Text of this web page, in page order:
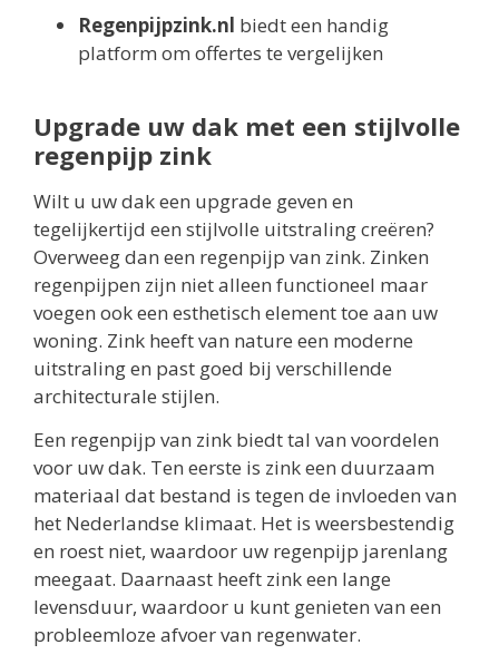
Regenpijpzink.nl biedt een handig
platform om offertes te vergelijken
Upgrade uw dak met een stijlvolle
regenpijp zink
Wilt u uw dak een upgrade geven en
tegelijkertijd een stijlvolle uitstraling creëren?
Overweeg dan een regenpijp van zink. Zinken
regenpijpen zijn niet alleen functioneel maar
voegen ook een esthetisch element toe aan uw
woning. Zink heeft van nature een moderne
uitstraling en past goed bij verschillende
architecturale stijlen.
Een regenpijp van zink biedt tal van voordelen
voor uw dak. Ten eerste is zink een duurzaam
materiaal dat bestand is tegen de invloeden van
het Nederlandse klimaat. Het is weersbestendig
en roest niet, waardoor uw regenpijp jarenlang
meegaat. Daarnaast heeft zink een lange
levensduur, waardoor u kunt genieten van een
probleemloze afvoer van regenwater.